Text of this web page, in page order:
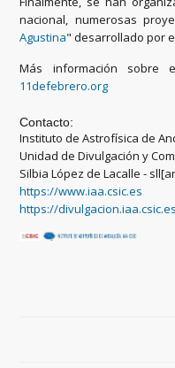
nacional, numerosas
Agustina" desarrollado por
Más información
11defebrero.org
Contacto:
Instituto de Astrofísica de
Unidad de Divulgación y
Silbia López de Lacalle -
https://www.iaa.csic.es
https://divulgacion.iaa.csic.es